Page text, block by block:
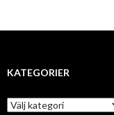
KATEGORIER
Kategorier